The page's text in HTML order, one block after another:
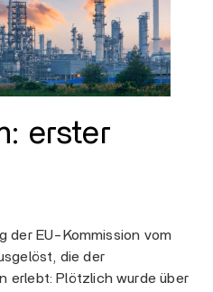
erster
der EU-Kommission vom
die der
erlebt: Plötzlich wurde über